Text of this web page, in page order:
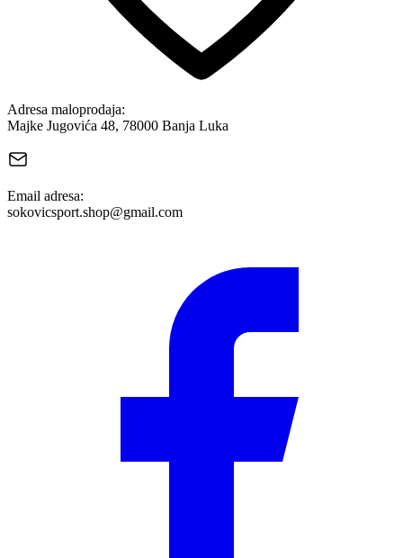
Adresa maloprodaja:
Majke Jugovića 48, 78000 Banja Luka
Email adresa:
sokovicsport.shop@gmail.com